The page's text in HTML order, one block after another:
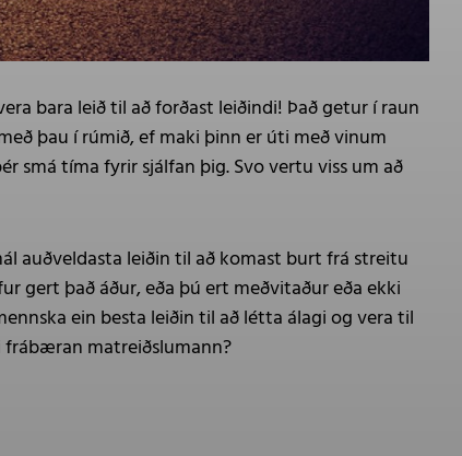
bara leið til að forðast leiðindi! Það getur í raun
þau í rúmið, ef maki þinn er úti með vinum
smá tíma fyrir sjálfan þig. Svo vertu viss um að
auðveldasta leiðin til að komast burt frá streitu
gert það áður, eða þú ert meðvitaður eða ekki
ein besta leiðin til að létta álagi og vera til
frábæran matreiðslumann?